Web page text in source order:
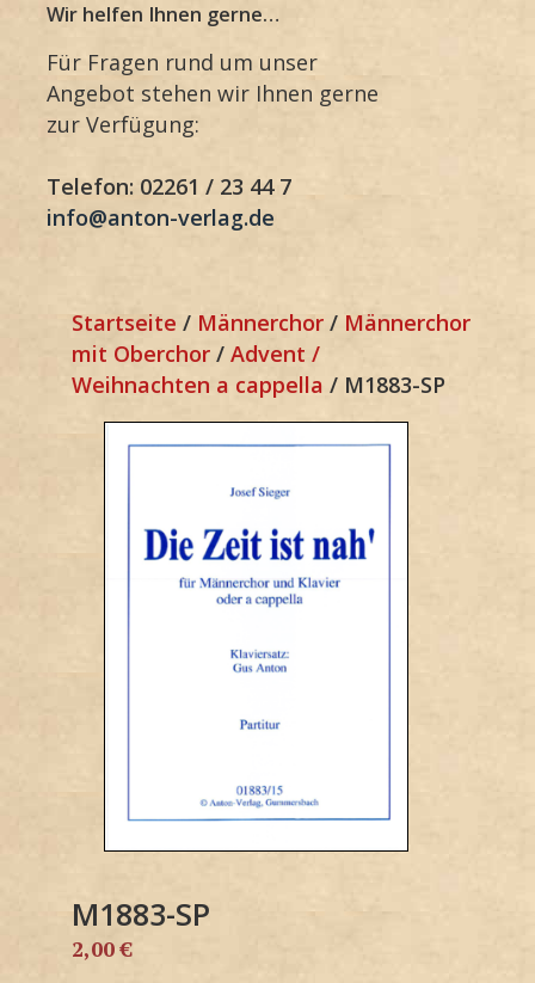
Wir helfen Ihnen gerne…
Für Fragen rund um unser
Angebot stehen wir Ihnen gerne
zur Verfügung:
Telefon: 02261 / 23 44 7
info@anton-verlag.de
Startseite / Männerchor / Männerchor
mit Oberchor / Advent /
Weihnachten a cappella / M1883-SP
M1883-SP
2,00€